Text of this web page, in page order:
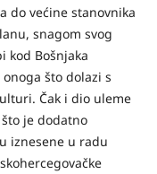
do većine stanovnika
snagom svog
kod Bošnjaka
što dolazi s
Čak i dio uleme
je dodatno
iznesene u radu